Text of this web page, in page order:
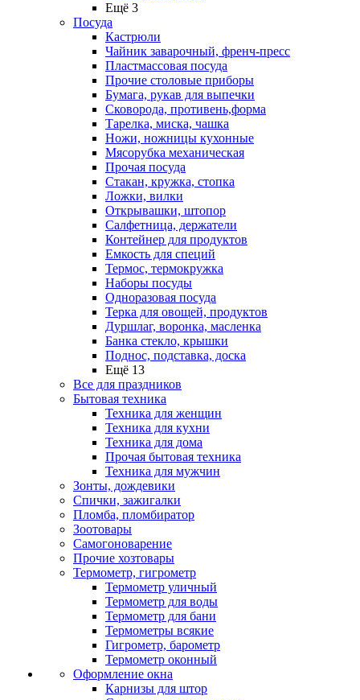
Ещё 3
Посуда
Кастрюли
Чайник заварочный, френч-пресс
Пластмассовая посуда
Прочие столовые приборы
Бумага, рукав для выпечки
Сковорода, противень,форма
Тарелка, миска, чашка
Ножи, ножницы кухонные
Мясорубка механическая
Прочая посуда
Стакан, кружка, стопка
Ложки, вилки
Открывашки, штопор
Салфетница, держатели
Контейнер для продуктов
Емкость для специй
Термос, термокружка
Наборы посуды
Одноразовая посуда
Терка для овощей, продуктов
Дуршлаг, воронка, масленка
Банка стекло, крышки
Поднос, подставка, доска
Ещё 13
Все для праздников
Бытовая техника
Техника для женщин
Техника для кухни
Техника для дома
Прочая бытовая техника
Техника для мужчин
Зонты, дождевики
Спички, зажигалки
Пломба, пломбиратор
Зоотовары
Самогоноварение
Прочие хозтовары
Термометр, гигрометр
Термометр уличный
Термометр для воды
Термометр для бани
Термометры всякие
Гигрометр, барометр
Термометр оконный
Оформление окна
Карнизы для штор